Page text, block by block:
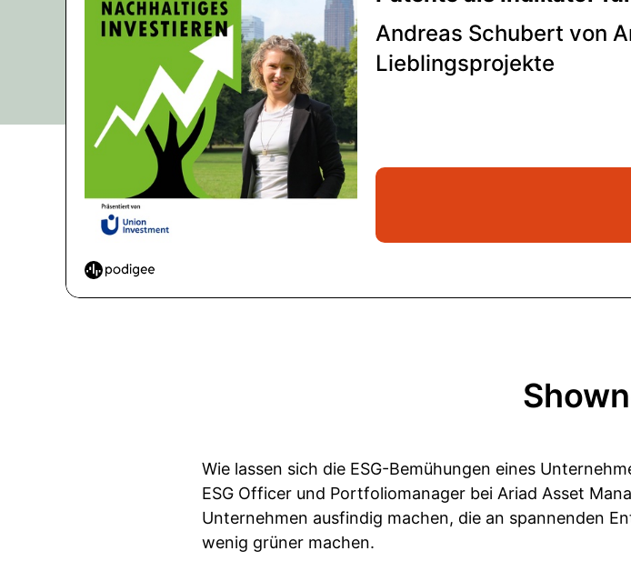
Wie lassen sich die ESG-Bemühungen eines
ESG Officer und Portfoliomanager bei Ariad Asset
Unternehmen ausfindig machen, die an spannenden
wenig grüner machen.